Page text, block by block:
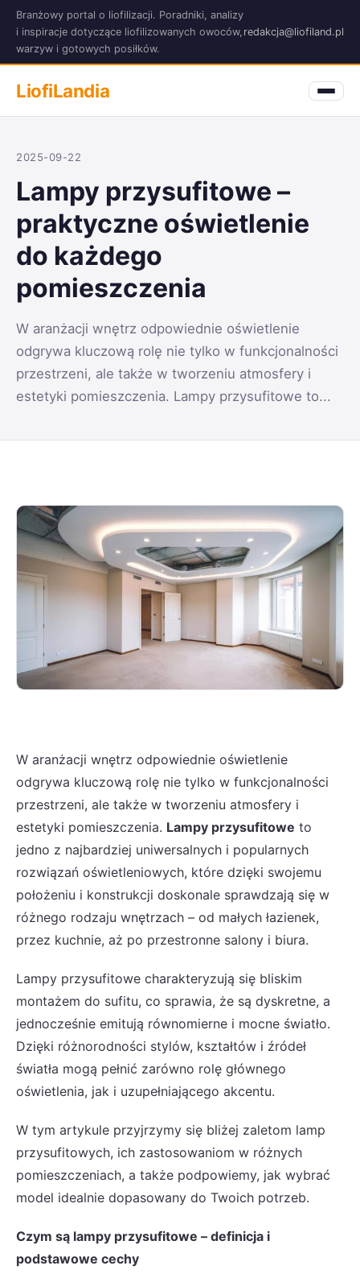
Branżowy portal o liofilizacji. Poradniki, analizy
i inspiracje dotyczące liofilizowanych owoców,
warzyw i gotowych posiłków.
redakcja@liofiland.pl
LiofiLandia
2025-09-22
Lampy przysufitowe –
praktyczne oświetlenie
do każdego
pomieszczenia
W aranżacji wnętrz odpowiednie oświetlenie
odgrywa kluczową rolę nie tylko w funkcjonalności
przestrzeni, ale także w tworzeniu atmosfery i
estetyki pomieszczenia. Lampy przysufitowe to...
W aranżacji wnętrz odpowiednie oświetlenie
odgrywa kluczową rolę nie tylko w funkcjonalności
przestrzeni, ale także w tworzeniu atmosfery i
estetyki pomieszczenia. Lampy przysufitowe to
jedno z najbardziej uniwersalnych i popularnych
rozwiązań oświetleniowych, które dzięki swojemu
położeniu i konstrukcji doskonale sprawdzają się w
różnego rodzaju wnętrzach – od małych łazienek,
przez kuchnie, aż po przestronne salony i biura.
Lampy przysufitowe charakteryzują się bliskim
montażem do sufitu, co sprawia, że są dyskretne, a
jednocześnie emitują równomierne i mocne światło.
Dzięki różnorodności stylów, kształtów i źródeł
światła mogą pełnić zarówno rolę głównego
oświetlenia, jak i uzupełniającego akcentu.
W tym artykule przyjrzymy się bliżej zaletom lamp
przysufitowych, ich zastosowaniom w różnych
pomieszczeniach, a także podpowiemy, jak wybrać
model idealnie dopasowany do Twoich potrzeb.
Czym są lampy przysufitowe – definicja i
podstawowe cechy